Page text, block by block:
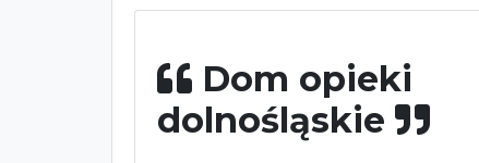
Dom opieki
dolnośląskie